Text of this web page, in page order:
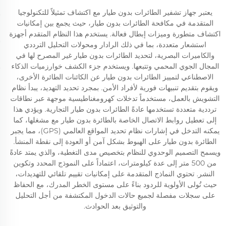
يعتبر جهاز تشفير الطائرات بدون طيار مع اكتشاف تمثيلاً للتكنولوجيا
المتقدمة في مكافحة الطائرات بدون طيار، حيث يجمع بين إمكانيات
اكتشاف متطورة وميزات إبطال فعالة. يستخدم هذا النظام المتقدم أجهزة
استشعار متعددة، بما في ذلك الرادار ومحولات التحليل الترددي
والكاميرات البصرية، لتحديد الطائرات بدون طيار غير المصرح لها في
المجال الجوي المحمي وتتبعها. ويستخدم جزء الكشف خوارزميات الذكاء
الاصطناعي لتمييز الطائرات بدون طيار عن الكائنات الطائرة الأخرى،
ويقوم بتقديم تنبيهات فورية لأفراد الأمن. بمجرد تحديد التهديد، يبدأ نظام
التشويش بالعمل، مستخدماً تدخلات كهرومغناطيسية موجهة عبر نطاقات
ترددية متعددة تستخدمها عادةً الطائرات بدون طيار التجارية. ويؤدي هذا
إلى تعطيل روابط الاتصال الخاصة بالطائرة بدون طيار مع مشغلها، كما
يمكنه التدخل في إشارات نظام تحديد المواقع العالمي (GPS)، مما يجبر
الطائرة بدون طيار على الهبوط بشكل آمن أو العودة إلى نقطة المنشأ.
ويسمح التصميم الوحدوي للنظام بتخصيص مدى التغطية، والذي يمتد عادةً
من 500 متر إلى عدة كيلومترات، اعتماداً على النموذج المحدد وتكوين
النشر. تحتوي النماذج المتقدمة على إمكانيات تقييم تلقائي للتهديدات،
حيث تُولى الأولوية للردود بناءً على مستوى الخطر المدرك، مع الحفاظ
على سجلات مفصلة لجميع حالات الدخول المكتشفة من أجل التحليل
والتوثيق بعد الحوادث.